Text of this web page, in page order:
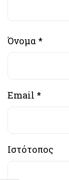
Όνομα *
Email *
Ιστότοπος